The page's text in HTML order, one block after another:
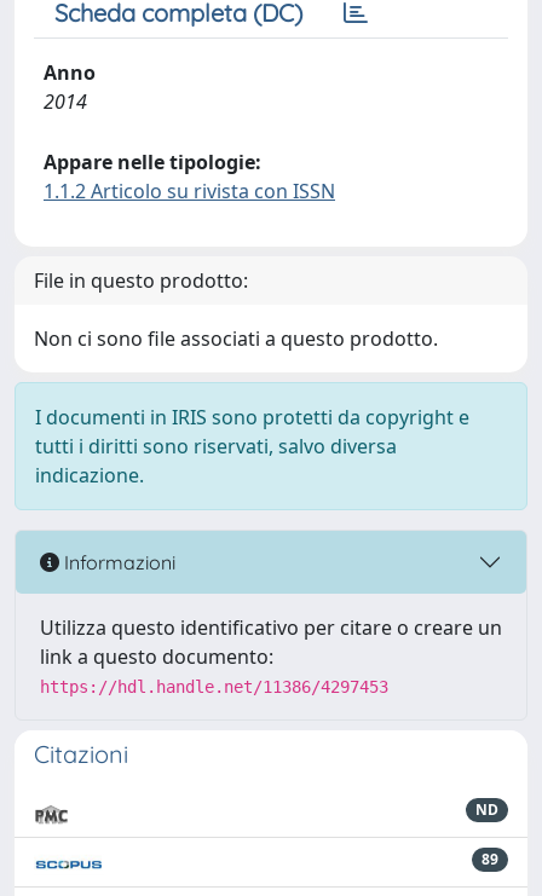
Scheda completa (DC)
Anno
2014
Appare nelle tipologie:
1.1.2 Articolo su rivista con ISSN
File in questo prodotto:
Non ci sono file associati a questo prodotto.
I documenti in IRIS sono protetti da copyright e
tutti i diritti sono riservati, salvo diversa
indicazione.
Informazioni
Utilizza questo identificativo per citare o creare un
link a questo documento:
https://hdl.handle.net/11386/4297453
Citazioni
ND
89